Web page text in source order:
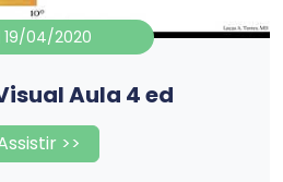
19/04/2020
Aula 4 ed
>>